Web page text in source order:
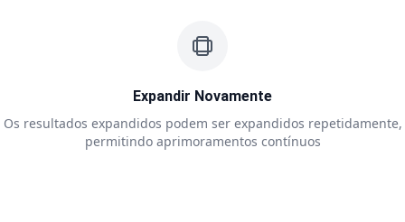
Expandir Novamente
Os resultados expandidos podem ser expandidos repetidamente,
permitindo aprimoramentos contínuos